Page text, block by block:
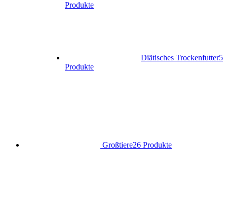
Produkte
Diätisches Trockenfutter5
Produkte
Großtiere26 Produkte